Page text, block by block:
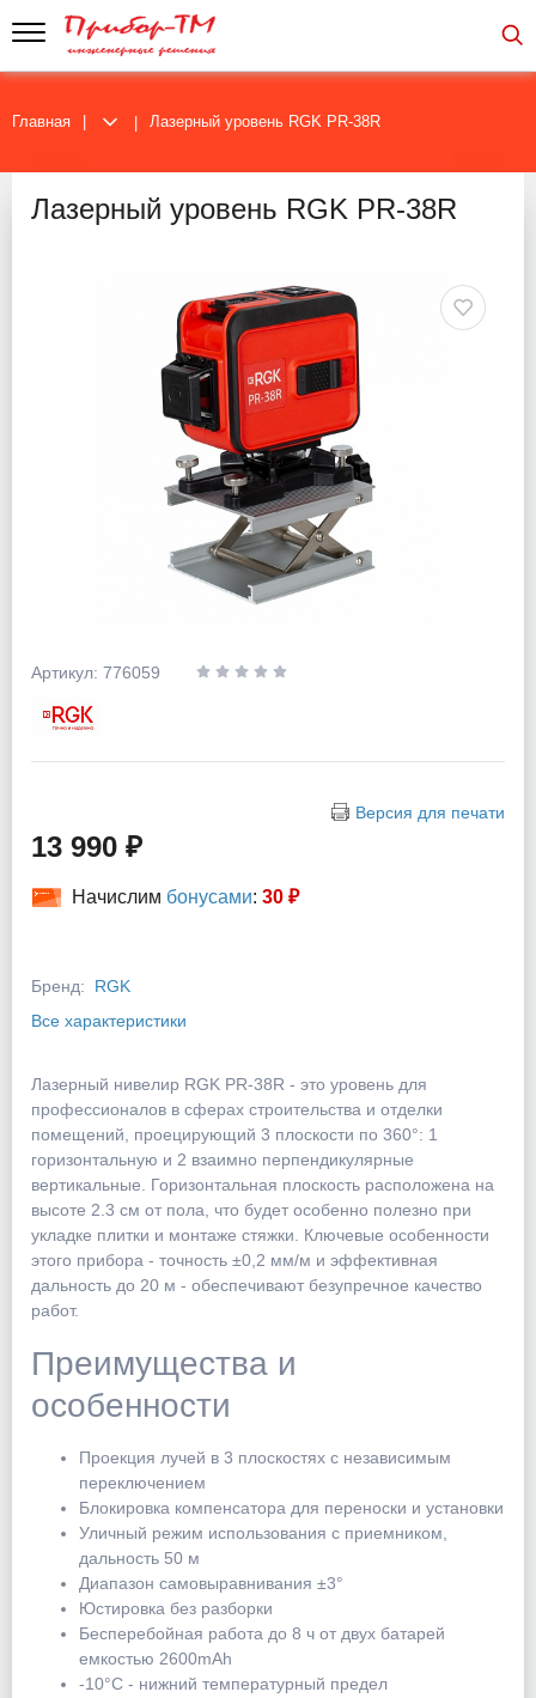
Главная Лазерный уровень RGK PR-38R
Лазерный уровень RGK PR-38R
Артикул: 776059
Версия для печати
13 990 ₽
Начислим бонусами: 30 ₽
Бренд:
RGK
Все характеристики
Лазерный нивелир RGK PR-38R - это уровень для
профессионалов в сферах строительства и отделки
помещений, проецирующий 3 плоскости по 360°: 1
горизонтальную и 2 взаимно перпендикулярные
вертикальные. Горизонтальная плоскость расположена на
высоте 2.3 см от пола, что будет особенно полезно при
укладке плитки и монтаже стяжки. Ключевые особенности
этого прибора - точность ±0,2 мм/м и эффективная
дальность до 20 м - обеспечивают безупречное качество
работ.
Преимущества и
особенности
Проекция лучей в 3 плоскостях с независимым
переключением
Блокировка компенсатора для переноски и установки
Уличный режим использования с приемником,
дальность 50 м
Диапазон самовыравнивания ±3°
Юстировка без разборки
Бесперебойная работа до 8 ч от двух батарей
емкостью 2600mAh
-10°С - нижний температурный предел